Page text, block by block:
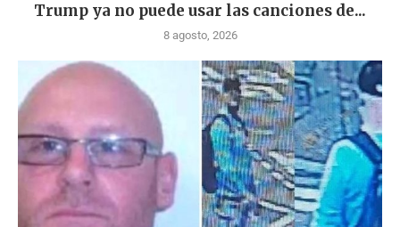
Trump ya no puede usar las canciones de...
8 agosto, 2026